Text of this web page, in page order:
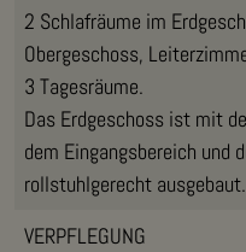
2 Schlafräume im
Obergeschoss,
3 Tagesräume.
Das Erdgeschoss ist mit
dem Eingangsbereich und
rollstuhlgerecht ausgebaut.
VERPFLEGUNG